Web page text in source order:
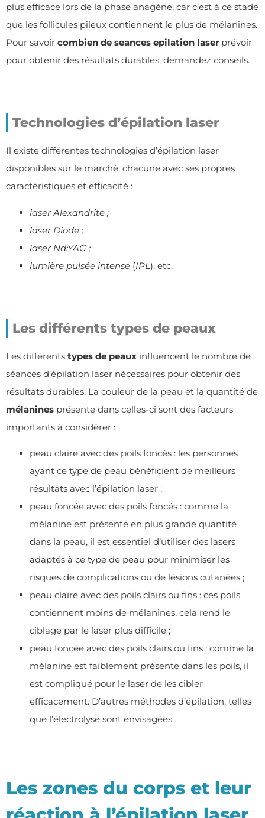
plus efficace lors de la phase anagène, car c’est à ce stade
que les follicules pileux contiennent le plus de mélanines.
Pour savoir combien de seances epilation laser prévoir
pour obtenir des résultats durables, demandez conseils.
Technologies d’épilation laser
Il existe différentes technologies d’épilation laser
disponibles sur le marché, chacune avec ses propres
caractéristiques et efficacité :
laser Alexandrite ;
laser Diode ;
laser Nd:YAG ;
lumière pulsée intense (IPL ), etc.
Les différents types de peaux
Les différents types de peaux influencent le nombre de
séances d’épilation laser nécessaires pour obtenir des
résultats durables. La couleur de la peau et la quantité de
mélanines présente dans celles-ci sont des facteurs
importants à considérer :
peau claire avec des poils foncés : les personnes
ayant ce type de peau bénéficient de meilleurs
résultats avec l’épilation laser ;
peau foncée avec des poils foncés : comme la
mélanine est présente en plus grande quantité
dans la peau, il est essentiel d’utiliser des lasers
adaptés à ce type de peau pour minimiser les
risques de complications ou de lésions cutanées ;
peau claire avec des poils clairs ou fins : ces poils
contiennent moins de mélanines, cela rend le
ciblage par le laser plus difficile ;
peau foncée avec des poils clairs ou fins : comme la
mélanine est faiblement présente dans les poils, il
est compliqué pour le laser de les cibler
efficacement. D’autres méthodes d’épilation, telles
que l’électrolyse sont envisagées.
Les zones du corps et leur